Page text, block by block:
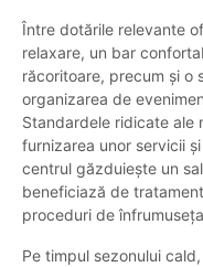
Între dotările relevante
relaxare, un bar
răcoritoare, precum și o
organizarea de
Standardele ridicate ale
furnizarea unor servicii
centrul găzduiește un
beneficiază de
proceduri de
Pe timpul sezonului